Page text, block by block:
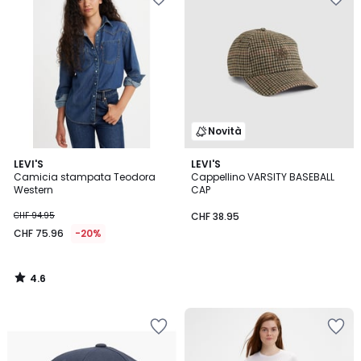
LEVI'S
Camicia stampata Teodora
Western
CHF 94.95
CHF 75.96 -20%
4.6
/ 5
4.6
/
Novità
LEVI'S
Cappellino VARSITY BASEBALL
CAP
CHF 38.95